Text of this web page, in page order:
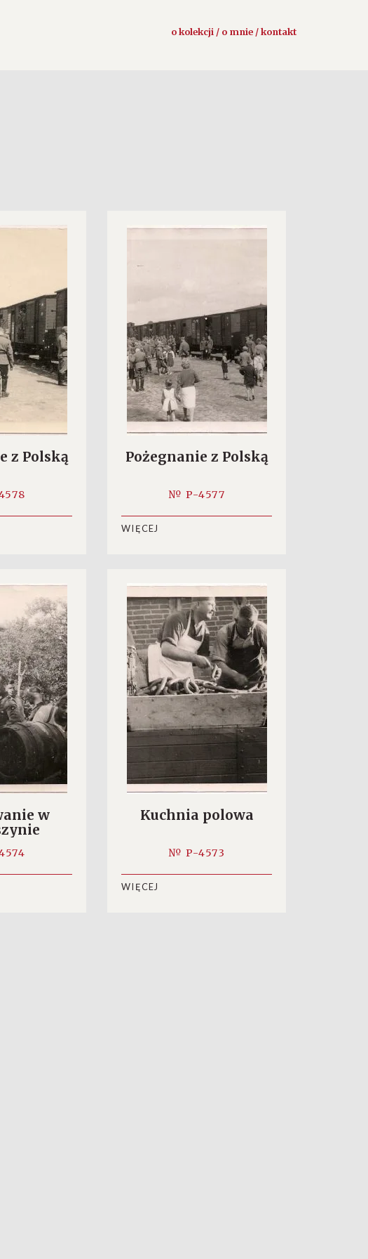
o kolekcji / o mnie / kontakt
z Polską Pożegnanie z Polską
№ P-4577
WIĘCEJ
w
Kuchnia polowa
№ P-4573
WIĘCEJ